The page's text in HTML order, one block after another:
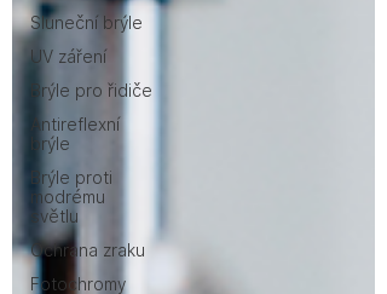
Sluneční brýle
UV záření
Brýle pro řidiče
Antireflexní
brýle
Brýle proti
modrému
světlu
Ochrana zraku
Fotochromy